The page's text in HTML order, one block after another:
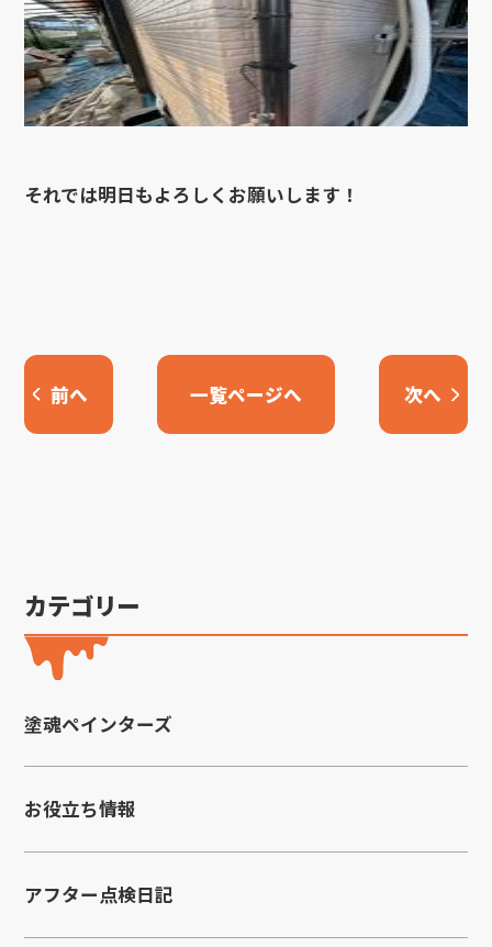
それでは明日もよろしくお願いします！
前へ 一覧ページへ 次へ
カテゴリー
塗魂ペインターズ
お役立ち情報
アフター点検日記